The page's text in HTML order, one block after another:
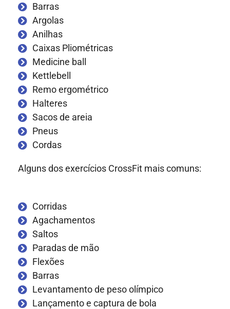
Barras
Argolas
Anilhas
Caixas Pliométricas
Medicine ball
Kettlebell
Remo ergométrico
Halteres
Sacos de areia
Pneus
Cordas
Alguns dos exercícios CrossFit mais comuns:
Corridas
Agachamentos
Saltos
Paradas de mão
Flexões
Barras
Levantamento de peso olímpico
Lançamento e captura de bola